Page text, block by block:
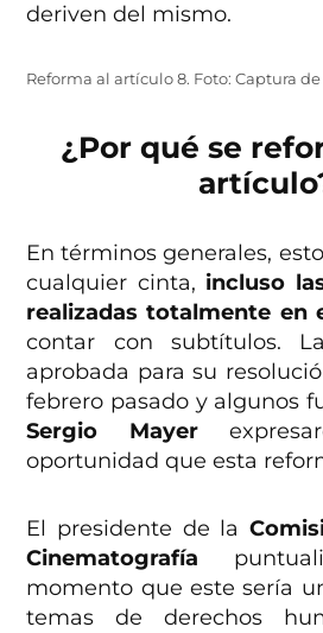
deriven del mismo.
Reforma al artículo 8. Foto: Captura
¿Por qué se
En términos generales,
cualquier cinta, incluso
realizadas totalmente en
contar con subtítulos.
aprobada para su
febrero pasado y algunos
Sergio Mayer
oportunidad que esta
El presidente de la
Cinematografía
momento que este sería
temas de derechos